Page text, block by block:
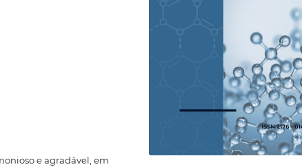
e agradável, em